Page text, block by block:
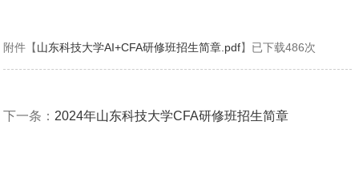
附件【山东科技大学AI+CFA研修班招生简章.pdf】已下载486次
下一条： 2024年山东科技大学CFA研修班招生简章